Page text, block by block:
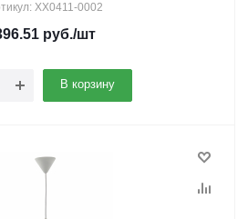
XX0411-0002
руб./шт
В корзину